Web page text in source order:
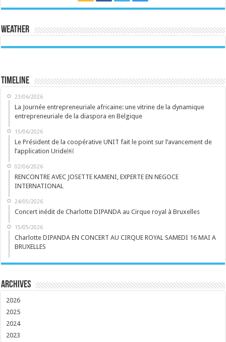
Weather
Timeline
23/06/2026
La Journée entrepreneuriale africaine: une vitrine de la dynamique
entrepreneuriale de la diaspora en Belgique
15/06/2026
Le Président de la coopérative UNIT fait le point sur l’avancement de
l’application Uride￼
02/06/2026
RENCONTRE AVEC JOSETTE KAMENI, EXPERTE EN NEGOCE
INTERNATIONAL
24/05/2026
Concert inédit de Charlotte DIPANDA au Cirque royal à Bruxelles
15/05/2026
Charlotte DIPANDA EN CONCERT AU CIRQUE ROYAL SAMEDI 16 MAI A
BRUXELLES
Archives
2026
2025
2024
2023